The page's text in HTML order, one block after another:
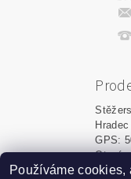
GPS:
Používáme